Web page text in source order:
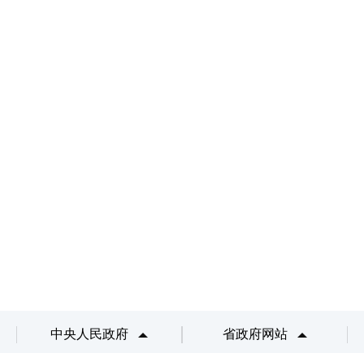
中央人民政府 省政府网站